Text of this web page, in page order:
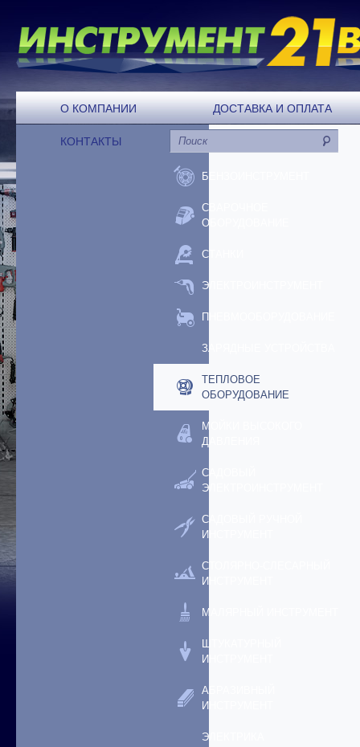
О КОМПАНИИ ДОСТАВКА И ОПЛАТА
КОНТАКТЫ
БЕНЗОИНСТРУМЕНТ
СВАРОЧНОЕ
ОБОРУДОВАНИЕ
СТАНКИ
ЭЛЕКТРОИНСТРУМЕНТ
ПНЕВМООБОРУДОВАНИЕ
ЗАРЯДНЫЕ УСТРОЙСТВА
ТЕПЛОВОЕ
ОБОРУДОВАНИЕ
МОЙКИ ВЫСОКОГО
ДАВЛЕНИЯ
САДОВЫЙ
ЭЛЕКТРОИНСТРУМЕНТ
САДОВЫЙ РУЧНОЙ
ИНСТРУМЕНТ
СТОЛЯРНО-СЛЕСАРНЫЙ
ИНСТРУМЕНТ
МАЛЯРНЫЙ ИНСТРУМЕНТ
ШТУКАТУРНЫЙ
ИНСТРУМЕНТ
АБРАЗИВНЫЙ
ИНСТРУМЕНТ
ЭЛЕКТРИКА